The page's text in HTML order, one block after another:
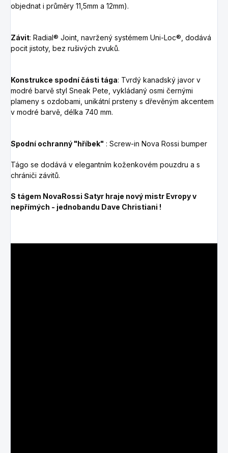
objednat i průměry 11,5mm a 12mm).
Závit: Radial® Joint, navržený systémem Uni-Loc®, dodává
pocit jistoty, bez rušivých zvuků.
Konstrukce spodní části tága: Tvrdý kanadský javor v
modré barvě styl Sneak Pete, vykládaný osmi černými
plameny s ozdobami, unikátní prsteny s dřevěným akcentem
v modré barvě , délka 740 mm.
Spodní ochranný "hříbek" : Screw-in Nova Rossi bumper
Tágo se dodává v elegantním koženkovém pouzdru a s
chrániči závitů.
S tágem NovaRossi Satyr hraje nový mistr Evropy v
nepřímých - jednobandu Dave Christiani !